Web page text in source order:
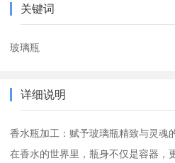
关键词
玻璃瓶
详细说明
香水瓶加工：赋予玻璃瓶精致与灵魂
在香水的世界里，瓶身不仅是容器，